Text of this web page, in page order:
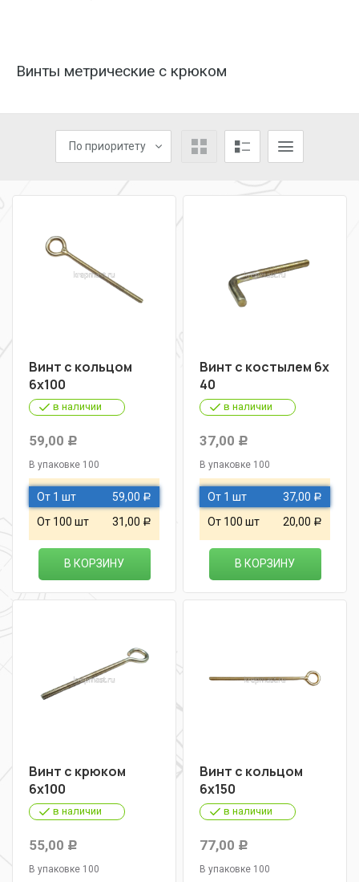
Винты метрические с крюком
По приоритету
Винт с кольцом
6х100
в наличии
59,00 Р
В упаковке 100
От 1 шт 59,00 Р
От 100 шт 31,00 Р
В КОРЗИНУ
Винт с костылем 6х
40
в наличии
37,00 Р
В упаковке 100
От 1 шт 37,00 Р
От 100 шт 20,00 Р
В КОРЗИНУ
Винт с крюком
6х100
в наличии
55,00 Р
В упаковке 100
Винт с кольцом
6х150
в наличии
77,00 Р
В упаковке 100